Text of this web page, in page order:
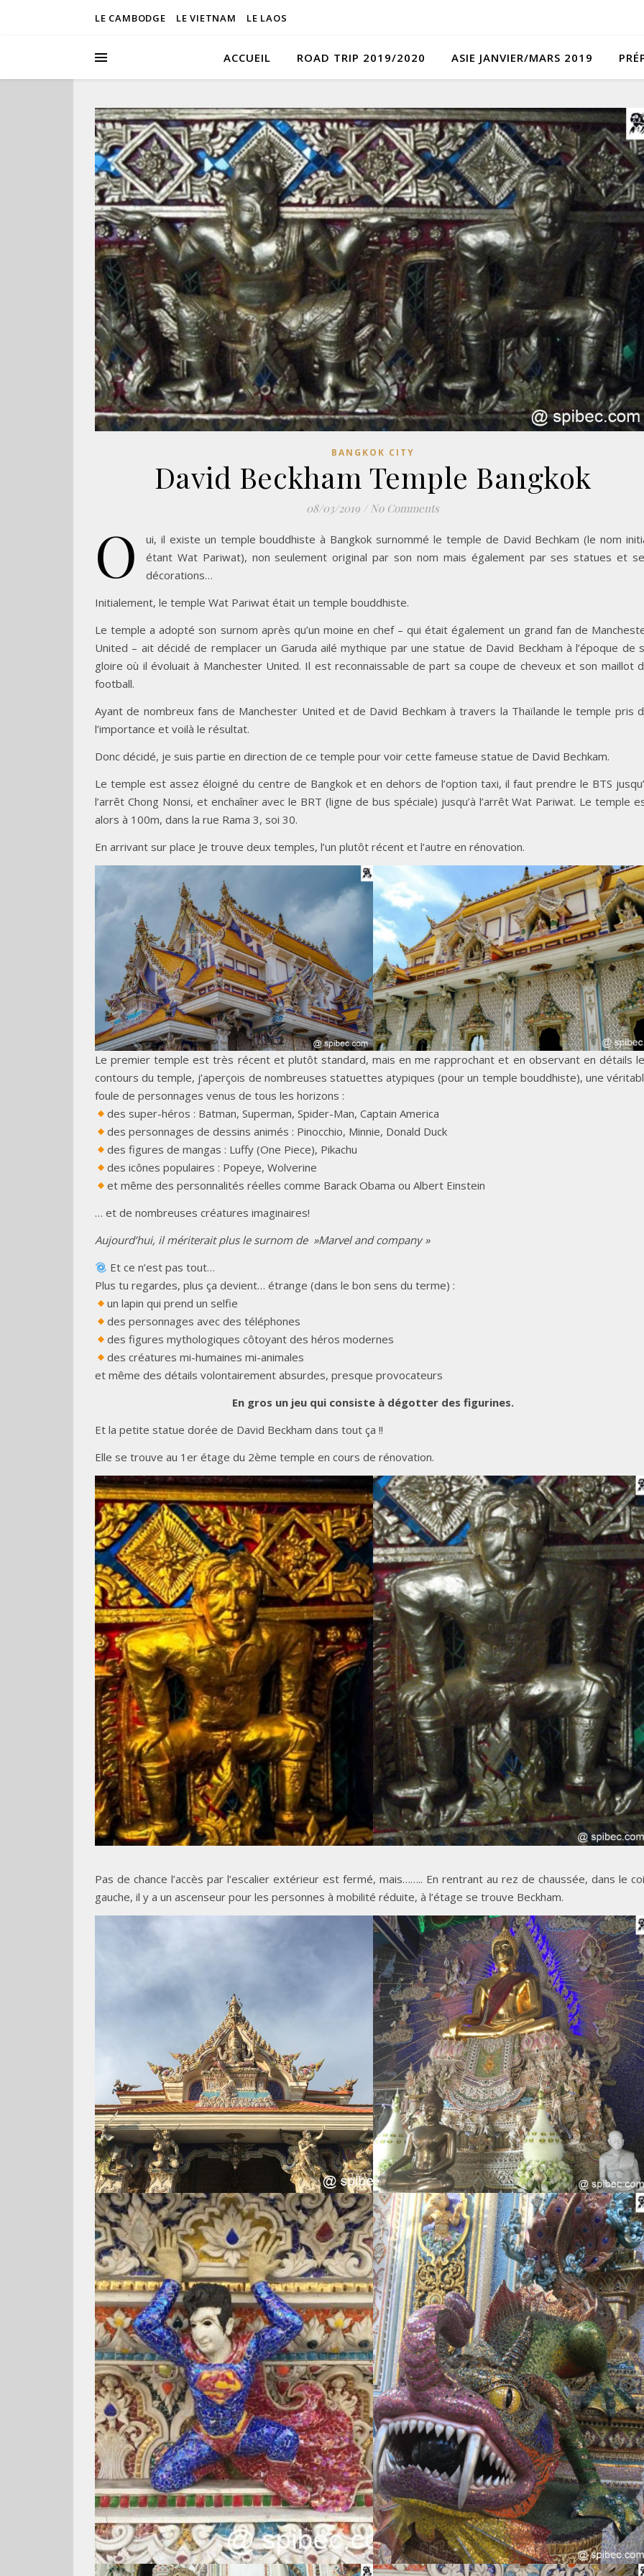
LE CAMBODGE LE VIETNAM LE LAOS
ACCUEIL ROAD TRIP 2019/2020 ASIE JANVIER/MARS 2019
BANGKOK CITY
David Beckham Temple Bangkok
08/03/2019 / No Comments
O
ui, il existe un temple bouddhiste à Bangkok surnommé le temple de David Bechkam (le nom
étant Wat Pariwat), non seulement original par son nom mais également par ses statues et
décorations…
Initialement, le temple Wat Pariwat était un temple bouddhiste.
Le temple a adopté son surnom après qu’un moine en chef – qui était également un grand fan de
United – ait décidé de remplacer un Garuda ailé mythique par une statue de David Beckham à l’époque de
gloire où il évoluait à Manchester United. Il est reconnaissable de part sa coupe de cheveux et son maillot
football.
Ayant de nombreux fans de Manchester United et de David Bechkam à travers la Thaïlande le temple pris
l’importance et voilà le résultat.
Donc décidé, je suis partie en direction de ce temple pour voir cette fameuse statue de David Bechkam.
Le temple est assez éloigné du centre de Bangkok et en dehors de l’option taxi, il faut prendre le BTS
l’arrêt Chong Nonsi, et enchaîner avec le BRT (ligne de bus spéciale) jusqu’à l’arrêt Wat Pariwat. Le temple
alors à 100m, dans la rue Rama 3, soi 30.
En arrivant sur place Je trouve deux temples, l’un plutôt récent et l’autre en rénovation.
Le premier temple est très récent et plutôt standard, mais en me rapprochant et en observant en détails
contours du temple, j’aperçois de nombreuses statuettes atypiques (pour un temple bouddhiste), une
foule de personnages venus de tous les horizons :
des super-héros : Batman, Superman, Spider-Man, Captain America
des personnages de dessins animés : Pinocchio, Minnie, Donald Duck
des figures de mangas : Luffy (One Piece), Pikachu
des icônes populaires : Popeye, Wolverine
et même des personnalités réelles comme Barack Obama ou Albert Einstein
… et de nombreuses créatures imaginaires!
Aujourd’hui, il mériterait plus le surnom de »Marvel and company »
Et ce n’est pas tout…
Plus tu regardes, plus ça devient… étrange (dans le bon sens du terme) :
un lapin qui prend un selfie
des personnages avec des téléphones
des figures mythologiques côtoyant des héros modernes
des créatures mi-humaines mi-animales
et même des détails volontairement absurdes, presque provocateurs
En gros un jeu qui consiste à dégotter des figurines.
Et la petite statue dorée de David Beckham dans tout ça !!
Elle se trouve au 1er étage du 2ème temple en cours de rénovation.
Pas de chance l’accès par l’escalier extérieur est fermé, mais…….. En rentrant au rez de chaussée, dans le
gauche, il y a un ascenseur pour les personnes à mobilité réduite, à l’étage se trouve Beckham.